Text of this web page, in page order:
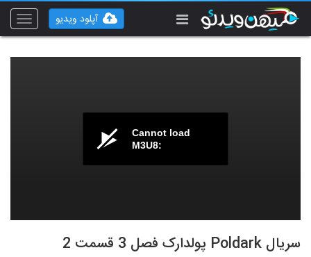
Toggle
آپلود ویدیو
Cannot load
M3U8:
سریال Poldark پولدارک فصل 3 قسمت 2